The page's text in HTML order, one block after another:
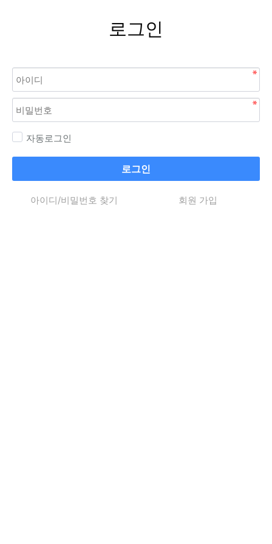
로그인
자동로그인
로그인
아이디/비밀번호 찾기 회원 가입